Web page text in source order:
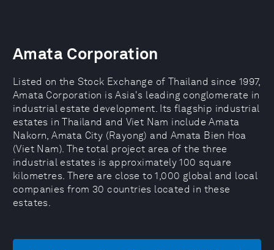
Amata Corporation
Listed on the Stock Exchange of Thailand since 1997,
Amata Corporation is Asia's leading conglomerate in
industrial estate development. Its flagship industrial
estates in Thailand and Viet Nam include Amata
Nakorn, Amata City (Rayong) and Amata Bien Hoa
(Viet Nam). The total project area of the three
industrial estates is approximately 100 square
kilometres. There are close to 1,000 global and local
companies from 30 countries located in these
estates.